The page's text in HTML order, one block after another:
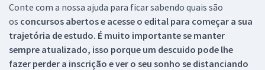
Conte com a nossa ajuda para ficar sabendo quais são
os concursos abertos e acesse o edital para começar a sua
trajetória de estudo. É muito importante se manter
sempre atualizado, isso porque um descuido pode lhe
fazer perder a inscrição e ver o seu sonho se distanciando